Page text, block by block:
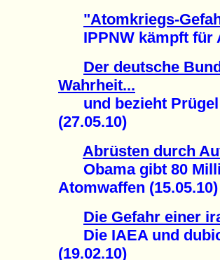
"Atomkriegs-
IPPNW kämpft für
Der deutsche
Wahrheit...
und bezieht Prügel
(27.05.10)
Abrüsten durch
Obama gibt 80
Atomwaffen (15.05.10)
Die Gefahr einer
Die IAEA und
(19.02.10)